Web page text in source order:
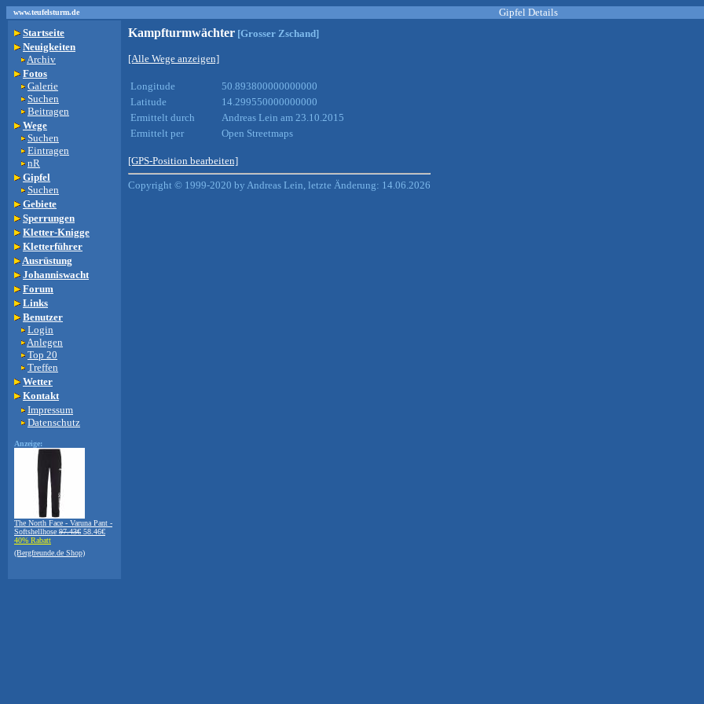
www.teufelsturm.de Gipfel Details
Startseite
Neuigkeiten
Archiv
Fotos
Galerie
Suchen
Beitragen
Wege
Suchen
Eintragen
nR
Gipfel
Suchen
Gebiete
Sperrungen
Kletter-Knigge
Kletterführer
Ausrüstung
Johanniswacht
Forum
Links
Benutzer
Login
Anlegen
Top 20
Treffen
Wetter
Kontakt
Impressum
Datenschutz
Anzeige:
The North Face - Varuna Pant -
Softshellhose 97.43€ 58.46€
40% Rabatt
(Bergfreunde.de Shop)
Kampfturmwächter [Grosser Zschand]
[Alle Wege anzeigen]
Longitude
50.893800000000000
Latitude
14.299550000000000
Ermittelt durch
Andreas Lein am 23.10.2015
Ermittelt per
Open Streetmaps
[GPS-Position bearbeiten]
Copyright © 1999-2020 by Andreas Lein, letzte Änderung: 14.06.2026